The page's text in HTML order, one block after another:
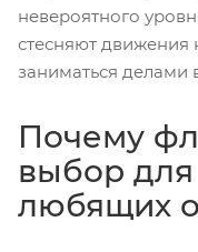
невероятного
стесняют движения
заниматься делами
Почему
выбор
любящих